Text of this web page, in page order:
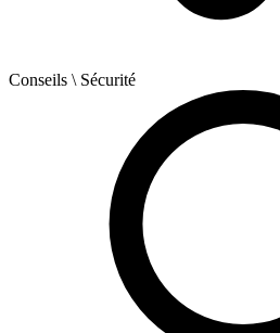
Conseils \ Sécurité